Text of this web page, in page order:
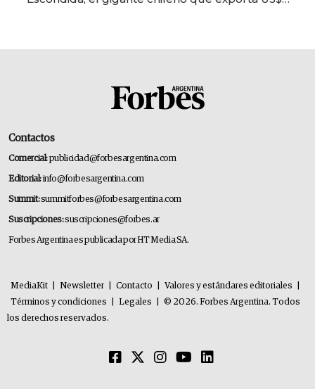
Contactos
Comercial:publicidad@forbesargentina.com
Editorial:info@forbesargentina.com
Summit:summitforbes@forbesargentina.com
Suscripciones:suscripciones@forbes.ar
Forbes Argentina es publicada por HT Media SA.
MediaKit Newsletter Contacto Valores y estándares editoriales
Términos y condiciones
Legales
© 2026. Forbes Argentina. Todos
los derechos reservados.